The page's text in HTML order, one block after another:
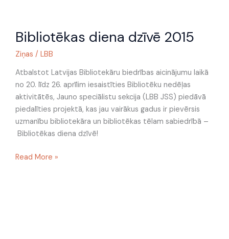
Bibliotēkas diena dzīvē 2015
Ziņas / LBB
Atbalstot Latvijas Bibliotekāru biedrības aicinājumu laikā
no 20. līdz 26. aprīlim iesaistīties Bibliotēku nedēļas
aktivitātēs, Jauno speciālistu sekcija (LBB JSS) piedāvā
piedalīties projektā, kas jau vairākus gadus ir pievērsis
uzmanību bibliotekāra un bibliotēkas tēlam sabiedrībā –
Bibliotēkas diena dzīvē!
diena
2015
Read More »